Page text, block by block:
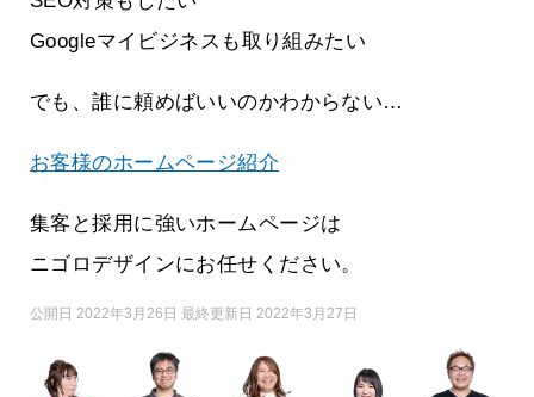
Googleマイビジネスも取り組みたい
でも、誰に頼めばいいのかわからない…
お客様のホームページ紹介
集客と採用に強いホームページは
ニゴロデザインにお任せください。
公開日 2022年3月26日 最終更新日 2022年3月27日